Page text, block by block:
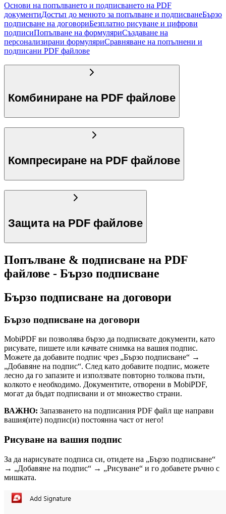
Основи на попълването и подписването на PDF
документиДостъп до менюто за попълване и подписванеБързо
подписване на договориБезплатно рисуване и цифрови
подписиПопълване на формуляриСъздаване на
персонализирани формуляриСравняване на попълнени и
подписани PDF файлове
Комбиниране на PDF файлове
Компресиране на PDF файлове
Защита на PDF файлове
Попълване & подписване на PDF
файлове - Бързо подписване
Бързо подписване на договори
Бързо подписване на договори
MobiPDF ви позволява бързо да подписвате документи, като
рисувате, пишете или качвате снимка на вашия подпис.
Можете да добавите подпис чрез „Бързо подписване“ →
„Добавяне на подпис“. След като добавите подпис, можете
лесно да го запазите и използвате повторно толкова пъти,
колкото е необходимо. Документите, отворени в MobiPDF,
могат да бъдат подписвани и от множество страни.
ВАЖНО: Запазването на подписания PDF файл ще направи
вашия(ите) подпис(и) постоянна част от него!
Рисуване на вашия подпис
За да нарисувате подписа си, отидете на „Бързо подписване“
→ „Добавяне на подпис“ → „Рисуване“ и го добавете ръчно с
мишката.